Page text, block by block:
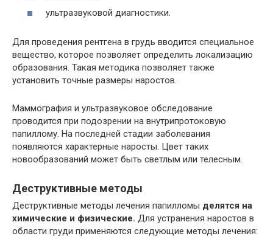
ультразвуковой диагностики.
Для проведения рентгена в грудь вводится специальное
вещество, которое позволяет определить локализацию
образования. Такая методика позволяет также
установить точные размеры наростов.
Маммография и ультразвуковое обследование
проводится при подозрении на внутрипротоковую
папиллому. На последней стадии заболевания
появляются характерные наросты. Цвет таких
новообразований может быть светлым или телесным.
Деструктивные методы
Деструктивные методы лечения папилломы делятся на
химические и физические. Для устранения наростов в
области груди применяются следующие методы лечения: